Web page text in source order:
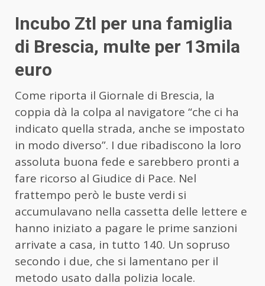
Incubo Ztl per una famiglia
di Brescia, multe per 13mila
euro
Come riporta il Giornale di Brescia, la
coppia dà la colpa al navigatore “che ci ha
indicato quella strada, anche se impostato
in modo diverso”. I due ribadiscono la loro
assoluta buona fede e sarebbero pronti a
fare ricorso al Giudice di Pace. Nel
frattempo però le buste verdi si
accumulavano nella cassetta delle lettere e
hanno iniziato a pagare le prime sanzioni
arrivate a casa, in tutto 140. Un sopruso
secondo i due, che si lamentano per il
metodo usato dalla polizia locale.